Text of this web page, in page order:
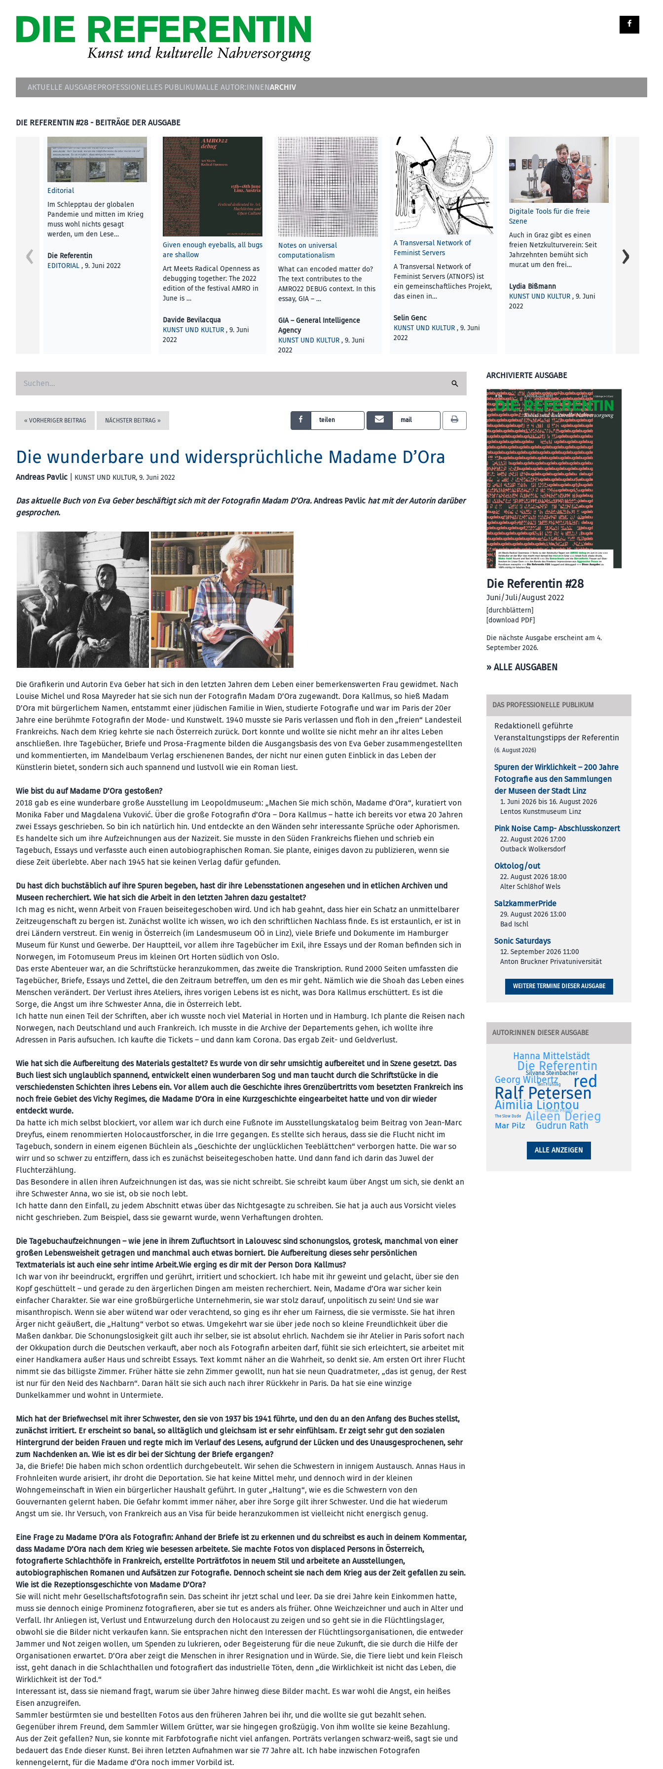
AKTUELLE AUSGABEPROFESSIONELLES PUBLIKUMALLE AUTOR:INNENARCHIV
DIE REFERENTIN #28 - BEITRÄGE DER AUSGABE
Editorial
Im Schlepptau der globalen
Pandemie und mitten im Krieg
muss wohl nichts gesagt
werden, um den Lese…
Die Referentin
EDITORIAL , 9. Juni 2022
Given enough eyeballs, all bugs
are shallow
Art Meets Radical Openness as
debugging together: The 2022
edition of the festival AMRO in
June is …
Davide Bevilacqua
KUNST UND KULTUR , 9. Juni
2022
Notes on universal
computationalism
What can encoded matter do?
The text contributes to the
AMRO22 DEBUG context. In this
essay, GIA – …
GIA – General Intelligence
Agency
KUNST UND KULTUR , 9. Juni
2022
A Transversal Network of
Feminist Servers
A Transversal Network of
Feminist Servers (ATNOFS) ist
ein gemeinschaftliches Projekt,
das einen in…
Selin Genc
KUNST UND KULTUR , 9. Juni
2022
Digitale Tools für die freie
Szene
Auch in Graz gibt es einen
freien Netzkulturverein: Seit
Jahrzehnten bemüht sich
mur.at um den frei…
Lydia Bißmann
KUNST UND KULTUR , 9. Juni
2022
das…
« VORHERIGER BEITRAG NÄCHSTER BEITRAG » teilen mail
Die wunderbare und widersprüchliche Madame D’Ora
Andreas Pavlic KUNST UND KULTUR, 9. Juni 2022
Das aktuelle Buch von Eva Geber beschäftigt sich mit der Fotografin Madam D’Ora. Andreas Pavlic hat mit der Autorin darüber
gesprochen.
Die Grafikerin und Autorin Eva Geber hat sich in den letzten Jahren dem Leben einer bemerkenswerten Frau gewidmet. Nach
Louise Michel und Rosa Mayreder hat sie sich nun der Fotografin Madam D’Ora zugewandt. Dora Kallmus, so hieß Madam
D’Ora mit bürgerlichem Namen, entstammt einer jüdischen Familie in Wien, studierte Fotografie und war im Paris der 20er
Jahre eine berühmte Fotografin der Mode- und Kunstwelt. 1940 musste sie Paris verlassen und floh in den „freien“ Landesteil
Frankreichs. Nach dem Krieg kehrte sie nach Österreich zurück. Dort konnte und wollte sie nicht mehr an ihr altes Leben
anschließen. Ihre Tagebücher, Briefe und Prosa-Fragmente bilden die Ausgangsbasis des von Eva Geber zusammengestellten
und kommentierten, im Mandelbaum Verlag erschienenen Bandes, der nicht nur einen guten Einblick in das Leben der
Künstlerin bietet, sondern sich auch spannend und lustvoll wie ein Roman liest.
Wie bist du auf Madame D’Ora gestoßen?
2018 gab es eine wunderbare große Ausstellung im Leopoldmuseum: „Machen Sie mich schön, Madame d’Ora“, kuratiert von
Monika Faber und Magdalena Vuković. Über die große Fotografin d’Ora – Dora Kallmus – hatte ich bereits vor etwa 20 Jahren
zwei Essays geschrieben. So bin ich natürlich hin. Und entdeckte an den Wänden sehr interessante Sprüche oder Aphorismen.
Es handelte sich um ihre Aufzeichnungen aus der Nazizeit. Sie musste in den Süden Frankreichs fliehen und schrieb ein
Tagebuch, Essays und verfasste auch einen autobiographischen Roman. Sie plante, einiges davon zu publizieren, wenn sie
diese Zeit überlebte. Aber nach 1945 hat sie keinen Verlag dafür gefunden.
Du hast dich buchstäblich auf ihre Spuren begeben, hast dir ihre Lebensstationen angesehen und in etlichen Archiven und
Museen recherchiert. Wie hat sich die Arbeit in den letzten Jahren dazu gestaltet?
Ich mag es nicht, wenn Arbeit von Frauen beiseitegeschoben wird. Und ich hab geahnt, dass hier ein Schatz an unmittelbarer
Zeitzeugenschaft zu bergen ist. Zunächst wollte ich wissen, wo ich den schriftlichen Nachlass finde. Es ist erstaunlich, er ist in
drei Ländern verstreut. Ein wenig in Österreich (im Landesmuseum OÖ in Linz), viele Briefe und Dokumente im Hamburger
Museum für Kunst und Gewerbe. Der Hauptteil, vor allem ihre Tagebücher im Exil, ihre Essays und der Roman befinden sich in
Norwegen, im Fotomuseum Preus im kleinen Ort Horten südlich von Oslo.
Das erste Abenteuer war, an die Schriftstücke heranzukommen, das zweite die Transkription. Rund 2000 Seiten umfassten die
Tagebücher, Briefe, Essays und Zettel, die den Zeitraum betreffen, um den es mir geht. Nämlich wie die Shoah das Leben eines
Menschen verändert. Der Verlust ihres Ateliers, ihres vorigen Lebens ist es nicht, was Dora Kallmus erschüttert. Es ist die
Sorge, die Angst um ihre Schwester Anna, die in Österreich lebt.
Ich hatte nun einen Teil der Schriften, aber ich wusste noch viel Material in Horten und in Hamburg. Ich plante die Reisen nach
Norwegen, nach Deutschland und auch Frankreich. Ich musste in die Archive der Departements gehen, ich wollte ihre
Adressen in Paris aufsuchen. Ich kaufte die Tickets – und dann kam Corona. Das ergab Zeit- und Geldverlust.
Wie hat sich die Aufbereitung des Materials gestaltet? Es wurde von dir sehr umsichtig aufbereitet und in Szene gesetzt. Das
Buch liest sich unglaublich spannend, entwickelt einen wunderbaren Sog und man taucht durch die Schriftstücke in die
verschiedensten Schichten ihres Lebens ein. Vor allem auch die Geschichte ihres Grenzübertritts vom besetzten Frankreich ins
noch freie Gebiet des Vichy Regimes, die Madame D’Ora in eine Kurzgeschichte eingearbeitet hatte und von dir wieder
entdeckt wurde.
Da hatte ich mich selbst blockiert, vor allem war ich durch eine Fußnote im Ausstellungskatalog beim Beitrag von Jean-Marc
Dreyfus, einem renommierten Holocaustforscher, in die Irre gegangen. Es stellte sich heraus, dass sie die Flucht nicht im
Tagebuch, sondern in einem eigenen Büchlein als „Geschichte der unglücklichen Teeblättchen“ verborgen hatte. Die war so
wirr und so schwer zu entziffern, dass ich es zunächst beiseitegeschoben hatte. Und dann fand ich darin das Juwel der
Fluchterzählung.
Das Besondere in allen ihren Aufzeichnungen ist das, was sie nicht schreibt. Sie schreibt kaum über Angst um sich, sie denkt an
ihre Schwester Anna, wo sie ist, ob sie noch lebt.
Ich hatte dann den Einfall, zu jedem Abschnitt etwas über das Nichtgesagte zu schreiben. Sie hat ja auch aus Vorsicht vieles
nicht geschrieben. Zum Beispiel, dass sie gewarnt wurde, wenn Verhaftungen drohten.
Die Tagebuchaufzeichnungen – wie jene in ihrem Zufluchtsort in Lalouvesc sind schonungslos, grotesk, manchmal von einer
großen Lebensweisheit getragen und manchmal auch etwas borniert. Die Aufbereitung dieses sehr persönlichen
Textmaterials ist auch eine sehr intime Arbeit.Wie erging es dir mit der Person Dora Kallmus?
Ich war von ihr beeindruckt, ergriffen und gerührt, irritiert und schockiert. Ich habe mit ihr geweint und gelacht, über sie den
Kopf geschüttelt – und gerade zu den ärgerlichen Dingen am meisten recherchiert. Nein, Madame d’Ora war sicher kein
einfacher Charakter. Sie war eine großbürgerliche Unternehmerin, sie war stolz darauf, unpolitisch zu sein! Und sie war
misanthropisch. Wenn sie aber wütend war oder verachtend, so ging es ihr eher um Fairness, die sie vermisste. Sie hat ihren
Ärger nicht geäußert, die „Haltung“ verbot so etwas. Umgekehrt war sie über jede noch so kleine Freundlichkeit über die
Maßen dankbar. Die Schonungslosigkeit gilt auch ihr selber, sie ist absolut ehrlich. Nachdem sie ihr Atelier in Paris sofort nach
der Okkupation durch die Deutschen verkauft, aber noch als Fotografin arbeiten darf, fühlt sie sich erleichtert, sie arbeitet mit
einer Handkamera außer Haus und schreibt Essays. Text kommt näher an die Wahrheit, so denkt sie. Am ersten Ort ihrer Flucht
nimmt sie das billigste Zimmer. Früher hätte sie zehn Zimmer gewollt, nun hat sie neun Quadratmeter, „das ist genug, der Rest
ist nur für den Neid des Nachbarn“. Daran hält sie sich auch nach ihrer Rückkehr in Paris. Da hat sie eine winzige
Dunkelkammer und wohnt in Untermiete.
Mich hat der Briefwechsel mit ihrer Schwester, den sie von 1937 bis 1941 führte, und den du an den Anfang des Buches stellst,
zunächst irritiert. Er erscheint so banal, so alltäglich und gleichsam ist er sehr einfühlsam. Er zeigt sehr gut den sozialen
Hintergrund der beiden Frauen und regte mich im Verlauf des Lesens, aufgrund der Lücken und des Unausgesprochenen, sehr
zum Nachdenken an. Wie ist es dir bei der Sichtung der Briefe ergangen?
Ja, die Briefe! Die haben mich schon ordentlich durchgebeutelt. Wir sehen die Schwestern in innigem Austausch. Annas Haus in
Frohnleiten wurde arisiert, ihr droht die Deportation. Sie hat keine Mittel mehr, und dennoch wird in der kleinen
Wohngemeinschaft in Wien ein bürgerlicher Haushalt geführt. In guter „Haltung“, wie es die Schwestern von den
Gouvernanten gelernt haben. Die Gefahr kommt immer näher, aber ihre Sorge gilt ihrer Schwester. Und die hat wiederum
Angst um sie. Ihr Versuch, von Frankreich aus an Visa für beide heranzukommen ist vielleicht nicht energisch genug.
Eine Frage zu Madame D’Ora als Fotografin: Anhand der Briefe ist zu erkennen und du schreibst es auch in deinem Kommentar,
dass Madame D’Ora nach dem Krieg wie besessen arbeitete. Sie machte Fotos von displaced Persons in Österreich,
fotografierte Schlachthöfe in Frankreich, erstellte Porträtfotos in neuem Stil und arbeitete an Ausstellungen,
autobiographischen Romanen und Aufsätzen zur Fotografie. Dennoch scheint sie nach dem Krieg aus der Zeit gefallen zu sein.
Wie ist die Rezeptionsgeschichte von Madame D’Ora?
Sie will nicht mehr Gesellschaftsfotografin sein. Das scheint ihr jetzt schal und leer. Da sie drei Jahre kein Einkommen hatte,
muss sie dennoch einige Prominenz fotografieren, aber sie tut es anders als früher. Ohne Weichzeichner und auch in Alter und
Verfall. Ihr Anliegen ist, Verlust und Entwurzelung durch den Holocaust zu zeigen und so geht sie in die Flüchtlingslager,
obwohl sie die Bilder nicht verkaufen kann. Sie entsprachen nicht den Interessen der Flüchtlingsorganisationen, die entweder
Jammer und Not zeigen wollen, um Spenden zu lukrieren, oder Begeisterung für die neue Zukunft, die sie durch die Hilfe der
Organisationen erwartet. D’Ora aber zeigt die Menschen in ihrer Resignation und in Würde. Sie, die Tiere liebt und kein Fleisch
isst, geht danach in die Schlachthallen und fotografiert das industrielle Töten, denn „die Wirklichkeit ist nicht das Leben, die
Wirklichkeit ist der Tod.“
Interessant ist, dass sie niemand fragt, warum sie über Jahre hinweg diese Bilder macht. Es war wohl die Angst, ein heißes
Eisen anzugreifen.
Sammler bestürmten sie und bestellten Fotos aus den früheren Jahren bei ihr, und die wollte sie gut bezahlt sehen.
Gegenüber ihrem Freund, dem Sammler Willem Grütter, war sie hingegen großzügig. Von ihm wollte sie keine Bezahlung.
Aus der Zeit gefallen? Nun, sie konnte mit Farbfotografie nicht viel anfangen. Porträts verlangen schwarz-weiß, sagt sie und
bedauert das Ende dieser Kunst. Bei ihren letzten Aufnahmen war sie 77 Jahre alt. Ich habe inzwischen Fotografen
kennengelernt, für die Madame d’Ora noch immer Vorbild ist.
ARCHIVIERTE AUSGABE
Die Referentin #28
Juni/Juli/August 2022
[durchblättern]
[download PDF]
Die nächste Ausgabe erscheint am 4.
September 2026.
» ALLE AUSGABEN
DAS PROFESSIONELLE PUBLIKUM
Redaktionell geführte
Veranstaltungstipps der Referentin
(6. August 2026)
Spuren der Wirklichkeit – 200 Jah­re
Foto­gra­fie aus den Samm­lun­gen
der Muse­en der Stadt Linz
1. Juni 2026 bis 16. August 2026
Lentos Kunstmuseum Linz
Pink Noise Camp- Abschlusskonzert
22. August 2026 17:00
Outback Wolkersdorf
Oktolog/out
22. August 2026 18:00
Alter Schl8hof Wels
SalzkammerPride
29. August 2026 13:00
Bad Ischl
Sonic Saturdays
12. September 2026 11:00
Anton Bruckner Privatuniversität
WEITERE TERMINE DIESER AUSGABE
AUTOR:INNEN DIESER AUSGABE
Ralf Petersen
red
Aileen Derieg
Aimilia Liontou
Die Referentin
Georg Wilbertz
Gudrun Rath
Hanna Mittelstädt
Mar Pilz
Silvana Steinbacher
Terri Frühling
The Slow Dude
Thomas Philipp
ALLE ANZEIGEN